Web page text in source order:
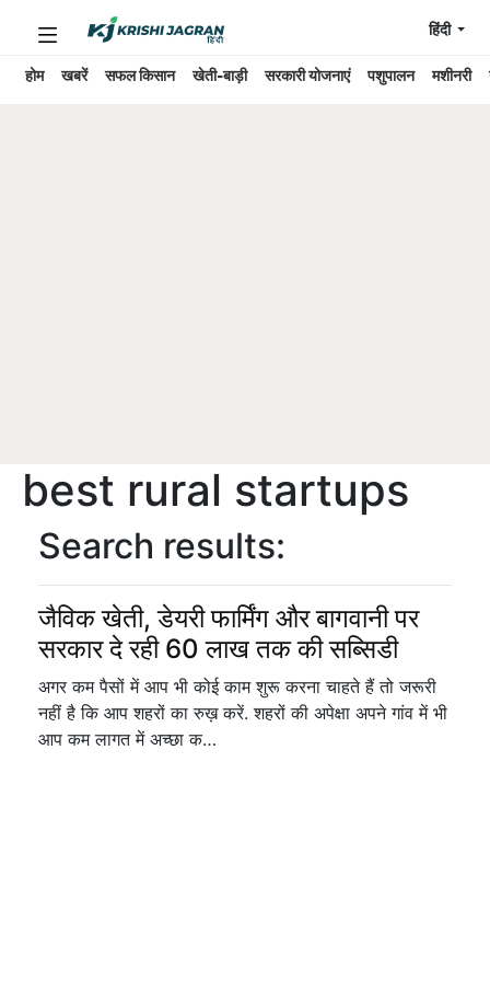
होम खबरें सफल किसान खेती-बाड़ी सरकारी योजनाएं पशुपालन मशीनरी
हिंदी
best rural startups
Search results:
जैविक खेती, डेयरी फार्मिंग और बागवानी पर
सरकार दे रही 60 लाख तक की सब्सिडी
अगर कम पैसों में आप भी कोई काम शुरू करना चाहते हैं तो जरूरी
नहीं है कि आप शहरों का रुख़ करें. शहरों की अपेक्षा अपने गांव में भी
आप कम लागत में अच्छा क…